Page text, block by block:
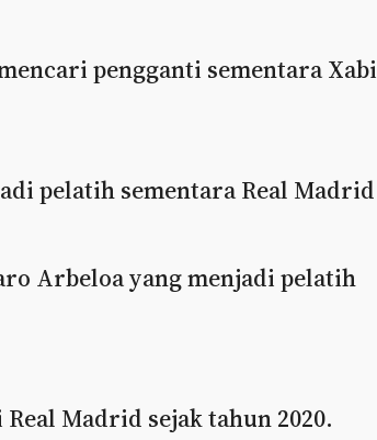
pengganti sementara Xabi
pelatih sementara Real Madrid
Arbeloa yang menjadi pelatih
Madrid sejak tahun 2020.